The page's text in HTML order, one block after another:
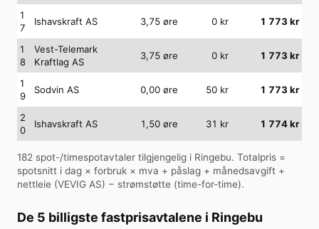
1
7
Ishavskraft AS 3,75 øre 0 kr 1 773 kr
1
8
Vest-Telemark
Kraftlag AS
3,75 øre 0 kr 1 773 kr
1
9
Sodvin AS 0,00 øre 50 kr 1 773 kr
2
0
Ishavskraft AS 1,50 øre 31 kr 1 774kr
182 spot-/timespotavtaler tilgjengelig i Ringebu. Totalpris =
spotsnitt i dag × forbruk × mva + påslag + månedsavgift +
nettleie (VEVIG AS) − strømstøtte (time-for-time).
De 5 billigste fastprisavtalene i Ringebu